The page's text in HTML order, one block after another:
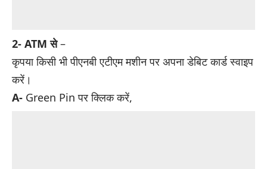
2- ATM से–
कृपया किसी भी पीएनबी एटीएम मशीन पर अपना डेबिट कार्ड स्वाइप
करें।
A- Green Pin पर क्लिक करें,